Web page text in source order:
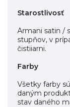
Starostlivosť
Armani satin /
stupňov, v
čistiiarni.
Farby
Všetky farby
daným
stav daného